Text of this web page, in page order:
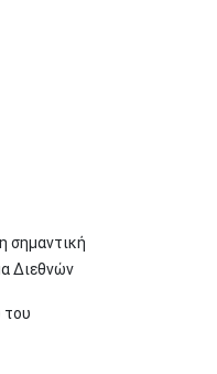
σημαντική
Διεθνών
του